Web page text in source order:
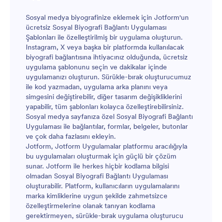
olduğunda, takipçilerinizin bütün bağlantılara tek
seferde kolay bir şekilde ulaşabilmeleri için müzik
sayfanızın biyografi kısmına uygulamanızın bağlantısını
ekleyin.
Sosyal medya biyografinize eklemek için Jotform'un
ücretsiz Sosyal Biyografi Bağlantı Uygulaması
Şablonları ile özelleştirilmiş bir uygulama oluşturun.
Instagram, X veya başka bir platformda kullanılacak
biyografi bağlantısına ihtiyacınız olduğunda, ücretsiz
uygulama şablonunu seçin ve dakikalar içinde
uygulamanızı oluşturun. Sürükle-bırak oluşturucumuz
ile kod yazmadan, uygulama arka planını veya
simgesini değiştirebilir, diğer tasarım değişikliklerini
yapabilir, tüm şablonları kolayca özelleştirebilirsiniz.
Sosyal medya sayfanıza özel Sosyal Biyografi Bağlantı
Uygulaması ile bağlantılar, formlar, belgeler, butonlar
ve çok daha fazlasını ekleyin.
Jotform, Jotform Uygulamalar platformu aracılığıyla
bu uygulamaları oluşturmak için güçlü bir çözüm
sunar. Jotform ile herkes hiçbir kodlama bilgisi
olmadan Sosyal Biyografi Bağlantı Uygulaması
oluşturabilir. Platform, kullanıcıların uygulamalarını
marka kimliklerine uygun şekilde zahmetsizce
özelleştirmelerine olanak tanıyan kodlama
gerektirmeyen, sürükle-bırak uygulama oluşturucu